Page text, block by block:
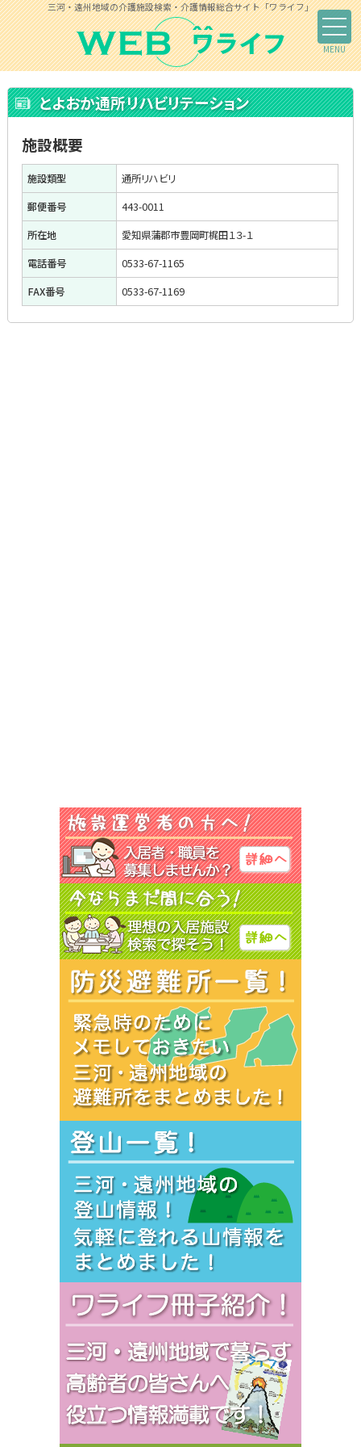
三河・遠州地域の介護施設検索・介護情報総合サイト「ワライフ」
とよおか通所リハビリテーション
施設概要
施設類型
通所リハビリ
郵便番号
443-0011
所在地
愛知県蒲郡市豊岡町梶田１３-１
電話番号
0533-67-1165
FAX番号
0533-67-1169